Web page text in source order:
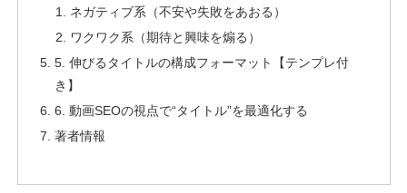
ネガティブ系（不安や失敗をあおる）
ワクワク系（期待と興味を煽る）
5. 伸びるタイトルの構成フォーマット【テンプレ付
き】
6. 動画SEOの視点で“タイトル”を最適化する
著者情報